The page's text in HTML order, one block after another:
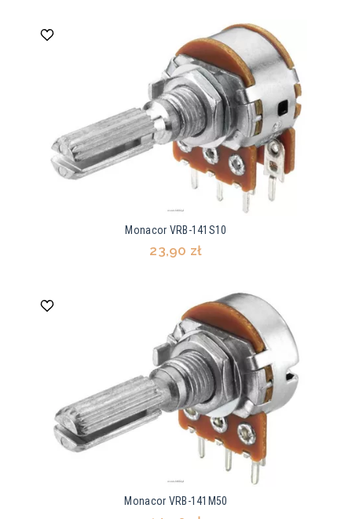
Monacor VRB-141S10
23,90 zł
Monacor VRB-141M50